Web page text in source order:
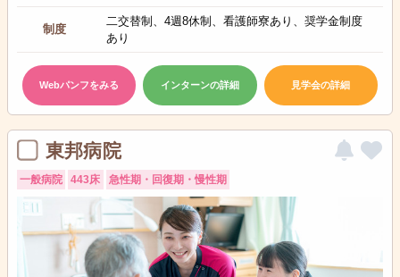
制度
二交替制、4週8休制、看護師寮あり、奨学金制度
あり
Webパンフをみる インターンの詳細 見学会の詳細
東邦病院
一般病院 443床 急性期・回復期・慢性期